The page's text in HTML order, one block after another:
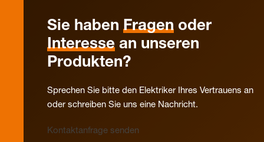
Sie haben Fragen oder
Interesse an unseren
Produkten?
Sprechen Sie bitte den Elektriker Ihres Vertrauens an
oder schreiben Sie uns eine Nachricht.
Kontaktanfrage senden